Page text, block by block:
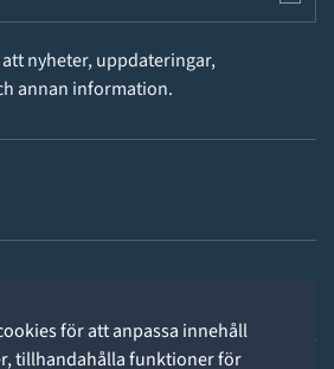
för att anpassa innehåll
tillhandahålla funktioner för
nyheter, uppdateringar,
annan information.